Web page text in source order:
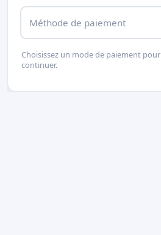
Méthode de paiement
Choisissez un mode de paiement pour
continuer.